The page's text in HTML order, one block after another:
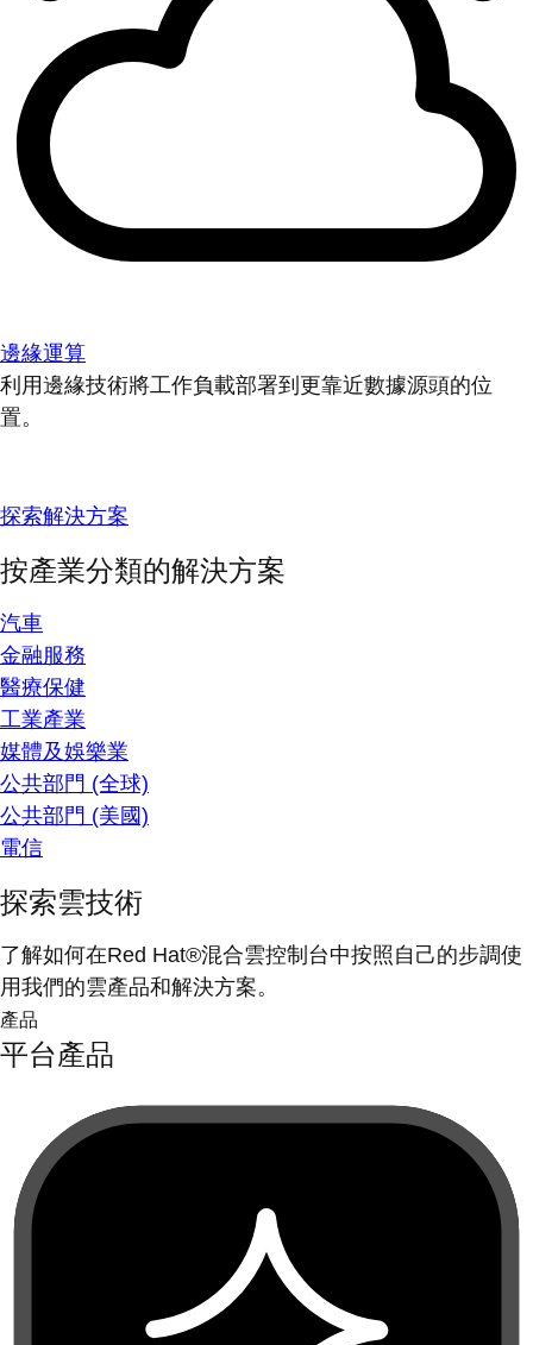
邊緣運算
利用邊緣技術將工作負載部署到更靠近數據源頭的位
置。
探索解決方案
按產業分類的解決方案
汽車
金融服務
醫療保健
工業產業
媒體及娛樂業
公共部門 (全球)
公共部門 (美國)
電信
探索雲技術
了解如何在Red Hat®混合雲控制台中按照自己的步調使
用我們的雲產品和解決方案。
產品
平台產品